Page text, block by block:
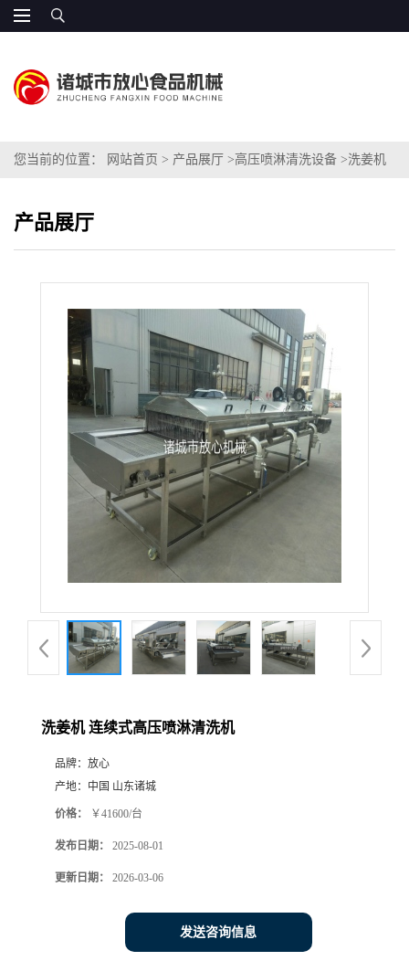
您当前的位置： 网站首页 > 产品展厅 >高压喷淋清洗设备 >洗姜机
产品展厅
洗姜机 连续式高压喷淋清洗机
品牌： 放心
产地： 中国 山东诸城
价格： ￥41600/台
发布日期： 2025-08-01
更新日期： 2026-03-06
发送咨询信息